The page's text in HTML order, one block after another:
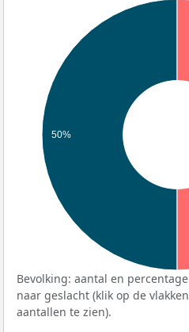
50%
Bevolking: aantal en
naar geslacht (klik op de
aantallen te zien).